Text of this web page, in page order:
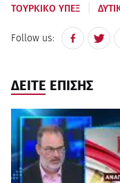
ΤΟΥΡΚΙΚΟ ΥΠΕΞ
Follow us:
ΔΕΙΤΕ ΕΠΙΣΗΣ